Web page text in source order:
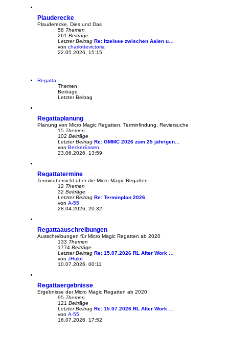
Plauderecke
Plauderecke, Dies und Das
58 Themen
261 Beiträge
Letzter Beitrag Re: Itzelsee zwischen Aalen u…
von charlottevictoria
a
g
22.05.2026, 15:15
Regatta
Themen
Beiträge
Letzter Beitrag
Regattaplanung
Planung von Micro Magic Regatten, Terminfindung, Reviersuche
15 Themen
102 Beiträge
Letzter Beitrag Re: GMMC 2026 zum 25 jährigen…
von BeckerEssen
N
t
B
i
g
23.06.2026, 13:59
Regattatermine
Terminübersicht über die Micro Magic Regatten
12 Themen
32 Beiträge
Letzter Beitrag Re: Terminplan 2026
von A-55
N
s
t
e
r
B
e
i
g
28.04.2026, 20:32
Regattaauschreibungen
Ausschreibungen für Micro Magic Regatten ab 2020
133 Themen
1774 Beiträge
Letzter Beitrag Re: 15.07.2026 RL After Work …
von JHulot
N
e
s
t
e
r
B
i
10.07.2026, 00:11
Regattaergebnisse
Ergebnisse der Micro Magic Regatten ab 2020
95 Themen
121 Beiträge
Letzter Beitrag Re: 15.07.2026 RL After Work …
von A-55
N
16.07.2026, 17:52